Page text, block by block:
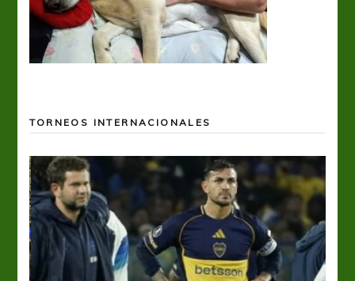
TORNEOS INTERNACIONALES